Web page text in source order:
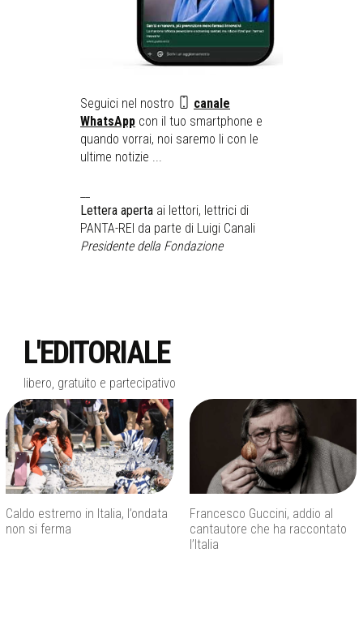
Seguici nel nostro
canale
WhatsApp con il tuo smartphone e
quando vorrai, noi saremo li con le
ultime notizie ...
Lettera aperta ai lettori, lettrici di
PANTA-REI da parte di Luigi Canali
Presidente della Fondazione
L'EDITORIALE
libero, gratuito e partecipativo
Caldo estremo in Italia, l’ondata
non si ferma
Francesco Guccini, addio al
cantautore che ha raccontato
l’Italia